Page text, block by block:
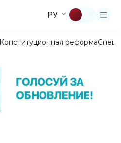
РУ
Конституционная реформа